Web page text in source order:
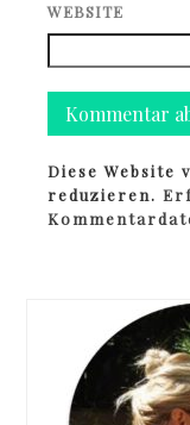
WEBSITE
Diese Website
reduzieren.